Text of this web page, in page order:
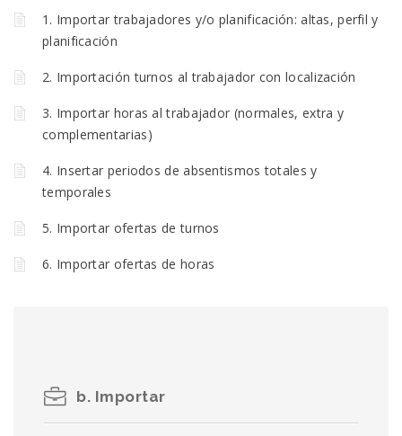
1. Importar trabajadores y/o planificación: altas, perfil y
planificación
2. Importación turnos al trabajador con localización
3. Importar horas al trabajador (normales, extra y
complementarias)
4. Insertar periodos de absentismos totales y
temporales
5. Importar ofertas de turnos
6. Importar ofertas de horas
b. Importar